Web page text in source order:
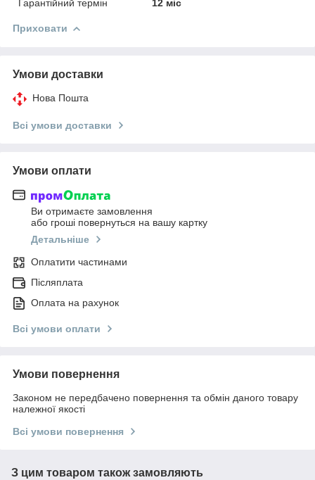
Гарантійний термін 12 міс
Приховати
Умови доставки
Нова Пошта
Всі умови доставки
Умови оплати
Ви отримаєте замовлення
або гроші повернуться на вашу картку
Детальніше
Оплатити частинами
Післяплата
Оплата на рахунок
Всі умови оплати
Умови повернення
Законом не передбачено повернення та обмін даного товару
належної якості
Всі умови повернення
З цим товаром також замовляють